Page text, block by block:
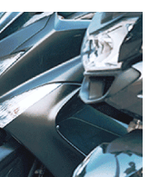
個人情報
務を行うため
情報
るもしくは委託を受
他に関する情報を提